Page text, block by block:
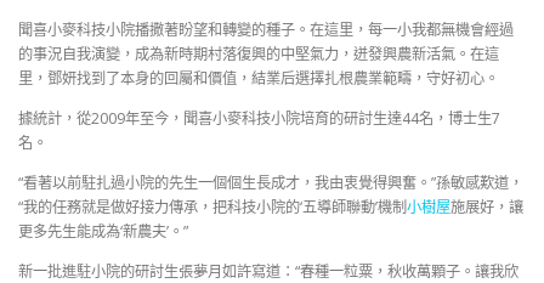
聞喜小麥科技小院播撒著盼望和轉變的種子。在這里，每一小我都無機會經過
的事況自我演變，成為新時期村落復興的中堅氣力，迸發興農新活氣。在這
里，鄧妍找到了本身的回屬和價值，結業后選擇扎根農業範疇，守好初心。
據統計，從2009年至今，聞喜小麥科技小院培育的研討生達44名，博士生7
名。
“看著以前駐扎過小院的先生一個個生長成才，我由衷覺得興奮。”孫敏感歎道，
“我的任務就是做好接力傳承，把科技小院的‘五導師聯動’機制小樹屋施展好，讓
更多先生能成為‘新農夫’。”
新一批進駐小院的研討生張夢月如許寫道：“春種一粒粟，秋收萬顆子。讓我欣